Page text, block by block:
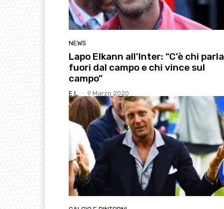
NEWS
Lapo Elkann all’Inter: “C’è chi parla
fuori dal campo e chi vince sul
campo”
E.l. - 9 Marzo 2020